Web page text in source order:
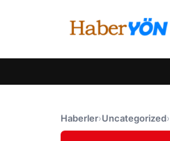
Haberler›Uncategorized›